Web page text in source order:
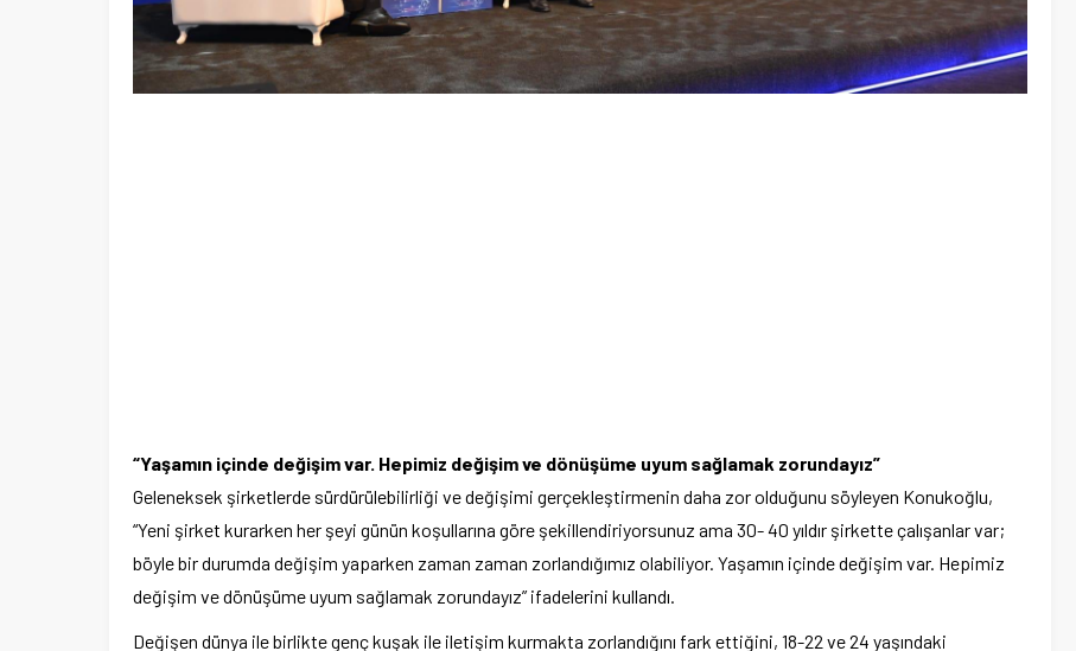
“Yaşamın içinde değişim var. Hepimiz değişim ve dönüşüme uyum sağlamak zorundayız”
Geleneksek şirketlerde sürdürülebilirliği ve değişimi gerçekleştirmenin daha zor olduğunu söyleyen Konukoğlu,
“Yeni şirket kurarken her şeyi günün koşullarına göre şekillendiriyorsunuz ama 30- 40 yıldır şirkette çalışanlar var;
böyle bir durumda değişim yaparken zaman zaman zorlandığımız olabiliyor. Yaşamın içinde değişim var. Hepimiz
değişim ve dönüşüme uyum sağlamak zorundayız” ifadelerini kullandı.
Değişen dünya ile birlikte genç kuşak ile iletişim kurmakta zorlandığını fark ettiğini, 18-22 ve 24 yaşındaki